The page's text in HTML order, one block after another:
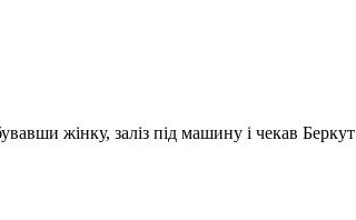
жінку, заліз під машину і чекав Беркут